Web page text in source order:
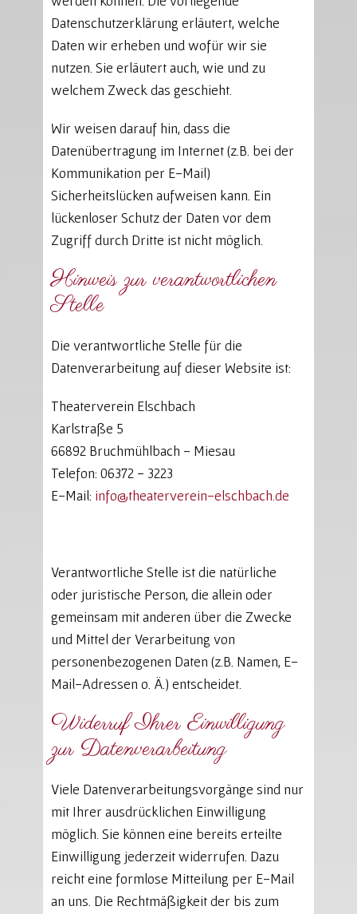
Datenschutzerklärung erläutert, welche
Daten wir erheben und wofür wir sie
nutzen. Sie erläutert auch, wie und zu
welchem Zweck das geschieht.
Wir weisen darauf hin, dass die
Datenübertragung im Internet (z.B. bei der
Kommunikation per E-Mail)
Sicherheitslücken aufweisen kann. Ein
lückenloser Schutz der Daten vor dem
Zugriff durch Dritte ist nicht möglich.
Hinweis zur verantwortlichen
Stelle
Die verantwortliche Stelle für die
Datenverarbeitung auf dieser Website ist:
Theaterverein Elschbach
Karlstraße 5
66892 Bruchmühlbach - Miesau
Telefon: 06372 - 3223
E-Mail: info@theaterverein-elschbach.de
Verantwortliche Stelle ist die natürliche
oder juristische Person, die allein oder
gemeinsam mit anderen über die Zwecke
und Mittel der Verarbeitung von
personenbezogenen Daten (z.B. Namen, E-
Mail-Adressen o. Ä.) entscheidet.
Widerruf Ihrer Einwilligung
zur Datenverarbeitung
Viele Datenverarbeitungsvorgänge sind nur
mit Ihrer ausdrücklichen Einwilligung
möglich. Sie können eine bereits erteilte
Einwilligung jederzeit widerrufen. Dazu
reicht eine formlose Mitteilung per E-Mail
an uns. Die Rechtmäßigkeit der bis zum